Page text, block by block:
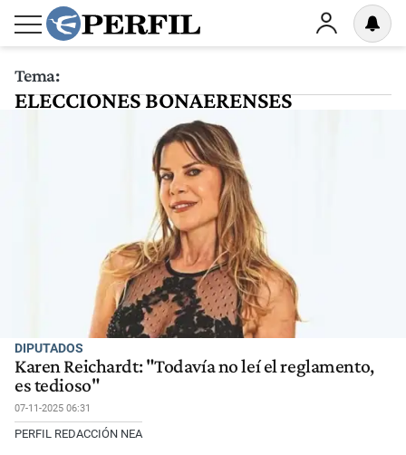
Tema:
ELECCIONES BONAERENSES
DIPUTADOS
Karen Reichardt: "Todavía no leí el reglamento,
es tedioso"
07-11-2025 06:31
PERFIL REDACCIÓN NEA